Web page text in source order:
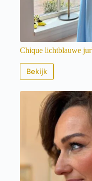
Chique lichtblauwe
Bekijk